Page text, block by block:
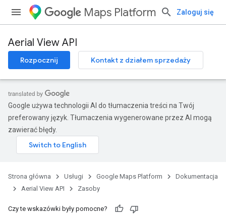
Maps Platform Zaloguj się
Aerial View API
Rozpocznij Kontakt z działem sprzedaży
Google używa technologii AI do tłumaczenia treści na Twój
preferowany język. Tłumaczenia wygenerowane przez AI mogą
zawierać błędy.
Strona główna Usługi Google Maps Platform
Dokumentacja
Aerial View API
Zasoby
Czy te wskazówki były pomocne?